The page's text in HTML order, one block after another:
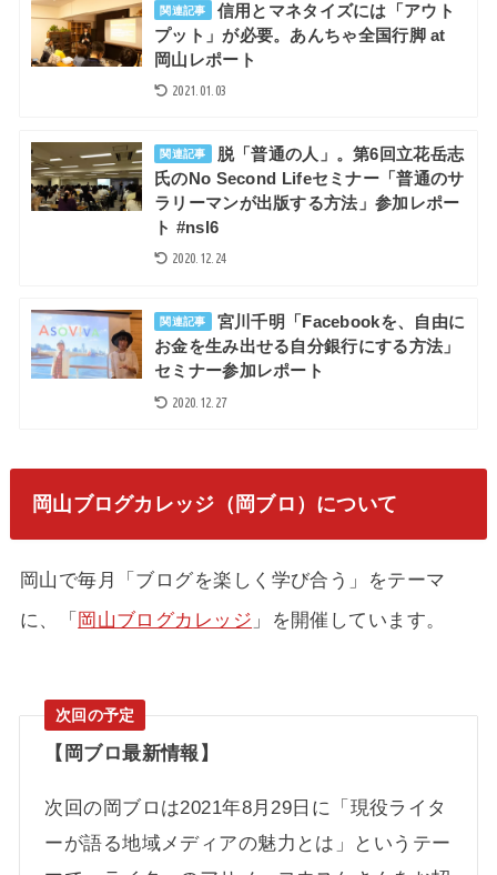
関連記事
信用とマネタイズには「アウト
プット」が必要。あんちゃ全国行脚 at
岡山レポート
2021.01.03
関連記事
脱「普通の人」。第6回立花岳志
氏のNo Second Lifeセミナー「普通のサ
ラリーマンが出版する方法」参加レポー
ト #nsl6
2020.12.24
関連記事
宮川千明「Facebookを、自由に
お金を生み出せる自分銀行にする方法」
セミナー参加レポート
2020.12.27
岡山ブログカレッジ（岡ブロ）について
岡山で毎月「ブログを楽しく学び合う」をテーマ
に、「岡山ブログカレッジ 」を開催しています。
【岡ブロ最新情報】
次回の岡ブロは2021年8月29日に「現役ライタ
ーが語る地域メディアの魅力とは」というテー